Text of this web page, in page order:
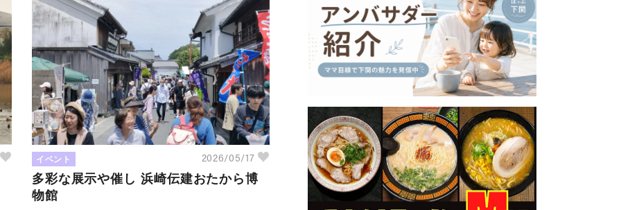
イベント 2026/05/17
多彩な展示や催し 浜崎伝建おたから博
物館